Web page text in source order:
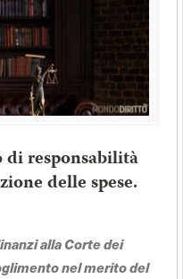
responsabilità
delle spese.
alla Corte dei
nel merito del